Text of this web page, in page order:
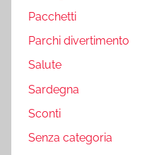
Pacchetti
Parchi divertimento
Salute
Sardegna
Sconti
Senza categoria